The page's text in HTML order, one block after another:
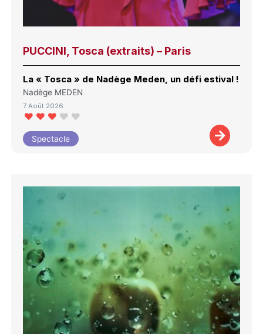
PUCCINI, Tosca (extraits) – Paris
La « Tosca » de Nadège Meden, un défi estival !
Nadège MEDEN
7 Août 2026
Spectacle